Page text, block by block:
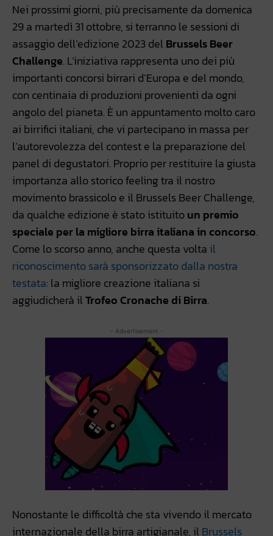
Nei prossimi giorni, più precisamente da domenica
29 a martedì 31 ottobre, si terranno le sessioni di
assaggio dell’edizione 2023 del Brussels Beer
Challenge. L’iniziativa rappresenta uno dei più
importanti concorsi birrari d’Europa e del mondo,
con centinaia di produzioni provenienti da ogni
angolo del pianeta. È un appuntamento molto caro
ai birrifici italiani, che vi partecipano in massa per
l’autorevolezza del contest e la preparazione del
panel di degustatori. Proprio per restituire la giusta
importanza allo storico feeling tra il nostro
movimento brassicolo e il Brussels Beer Challenge,
da qualche edizione è stato istituitoun premio
speciale per la migliore birra italiana in concorso.
Come lo scorso anno, anche questa volta il
riconoscimento sarà sponsorizzato dalla nostra
testata: la migliore creazione italiana si
aggiudicherà ilTrofeo Cronache di Birra.
- Advertisement -
Nonostante le difficoltà che sta vivendo il mercato
internazionale della birra artigianale, il Brussels